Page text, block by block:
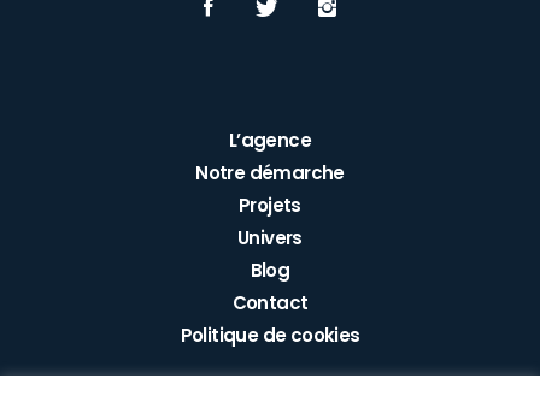
L’agence
Notre démarche
Projets
Univers
Blog
Contact
Politique de cookies